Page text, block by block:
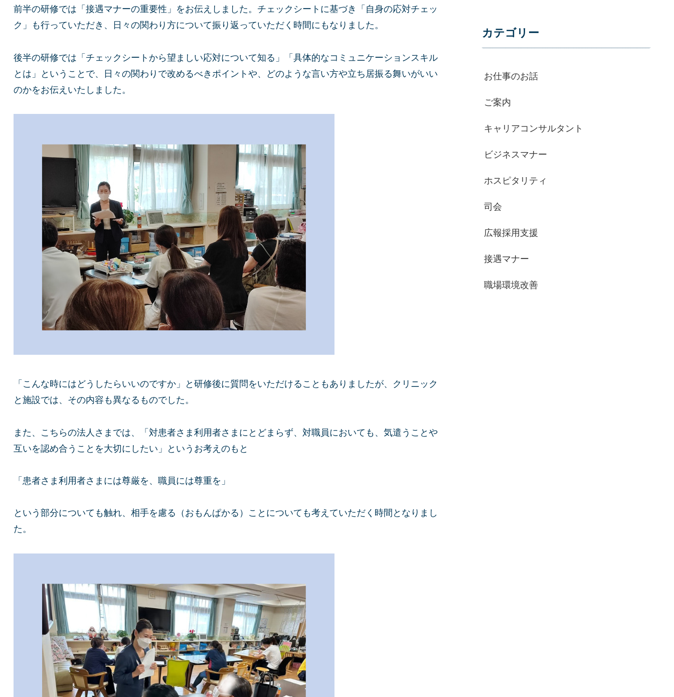
前半の研修では「接遇マナーの重要性」をお伝えしました。チェックシートに基づき「自身の応対チェッ
ク」も行っていただき、日々の関わり方について振り返っていただく時間にもなりました。
後半の研修では「チェックシートから望ましい応対について知る」「具体的なコミュニケーションスキル
とは」ということで、日々の関わりで改めるべきポイントや、どのような言い方や立ち居振る舞いがいい
のかをお伝えいたしました。
「こんな時にはどうしたらいいのですか」と研修後に質問をいただけることもありましたが、クリニック
と施設では、その内容も異なるものでした。
また、こちらの法人さまでは、「対患者さま利用者さまにとどまらず、対職員においても、気遣うことや
互いを認め合うことを大切にしたい」というお考えのもと
「患者さま利用者さまには尊厳を、職員には尊重を」
という部分についても触れ、相手を慮る（おもんぱかる）ことについても考えていただく時間となりまし
た。
カテゴリー
お仕事のお話
ご案内
キャリアコンサルタント
ビジネスマナー
ホスピタリティ
司会
広報採用支援
接遇マナー
職場環境改善